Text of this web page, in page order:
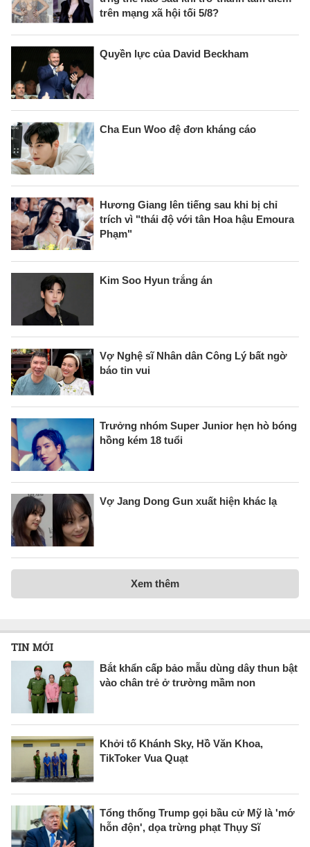
trên mạng xã hội tối 5/8?
Quyền lực của David Beckham
Cha Eun Woo đệ đơn kháng cáo
Hương Giang lên tiếng sau khi bị chỉ
trích vì "thái độ với tân Hoa hậu Emoura
Phạm"
Kim Soo Hyun trắng án
Vợ Nghệ sĩ Nhân dân Công Lý bất ngờ
báo tin vui
Trưởng nhóm Super Junior hẹn hò bóng
hồng kém 18 tuổi
Vợ Jang Dong Gun xuất hiện khác lạ
Xem thêm
TIN MỚI
Bắt khẩn cấp bảo mẫu dùng dây thun bật
vào chân trẻ ở trường mầm non
Khởi tố Khánh Sky, Hồ Văn Khoa,
TikToker Vua Quạt
Tổng thống Trump gọi bầu cử Mỹ là 'mớ
hỗn độn', dọa trừng phạt Thụy Sĩ